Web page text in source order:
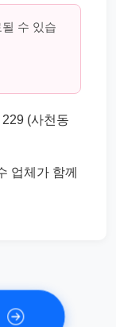
수 있습
(사천동
업체가 함께